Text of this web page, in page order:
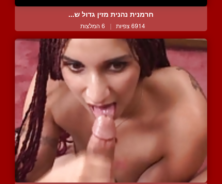
חרמנית נהנית מזין גדול ש...
6914 צפיות | 6 המלצות